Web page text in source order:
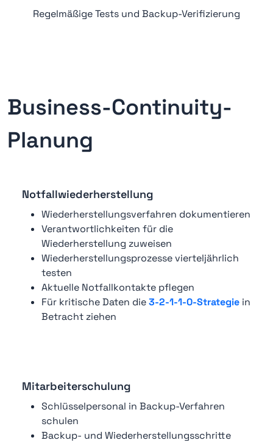
Regelmäßige Tests und Backup-Verifizierung
Business-Continuity-
Planung
Notfallwiederherstellung
Wiederherstellungsverfahren dokumentieren
Verantwortlichkeiten für die
Wiederherstellung zuweisen
Wiederherstellungsprozesse vierteljährlich
testen
Aktuelle Notfallkontakte pflegen
Für kritische Daten die3-2-1-1-0-Strategie in
Betracht ziehen
Mitarbeiterschulung
Schlüsselpersonal in Backup-Verfahren
schulen
Backup- und Wiederherstellungsschritte